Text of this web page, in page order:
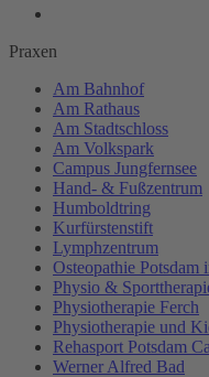
Praxen
Am Bahnhof
Am Rathaus
Am Stadtschloss
Am Volkspark
Campus Jungfernsee
Hand- & Fußzentrum
Humboldtring
Kurfürstenstift
Lymphzentrum
Osteopathie Potsdam
Physio &
Physiotherapie Ferch
Physiotherapie und
Rehasport Potsdam
Werner Alfred Bad